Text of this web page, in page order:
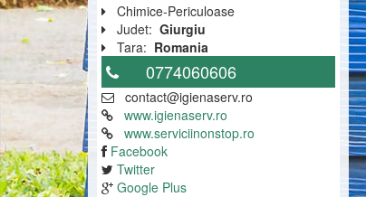
Chimice-Periculoase
Judet: Giurgiu
Tara: Romania
0774060606
contact@igienaserv.ro
www.igienaserv.ro
www.serviciinonstop.ro
Facebook
Twitter
Google Plus